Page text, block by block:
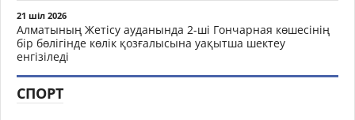
21 шіл 2026
Алматының Жетісу ауданында 2-ші Гончарная көшесінің
бір бөлігінде көлік қозғалысына уақытша шектеу
енгізіледі
СПОРТ